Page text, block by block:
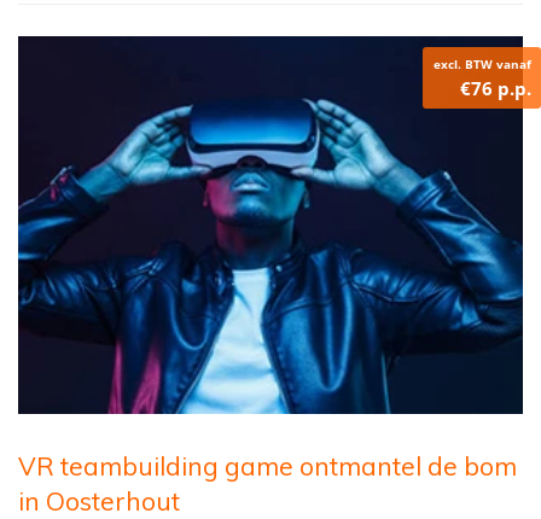
excl. BTW vanaf
€76 p.p.
VR teambuilding game ontmantel de bom
in Oosterhout